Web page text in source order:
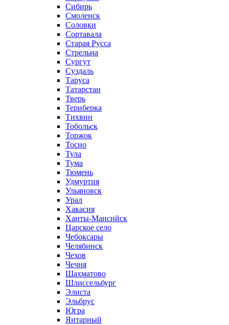
Сибирь
Смоленск
Соловки
Сортавала
Старая Русса
Стрельна
Сургут
Суздаль
Таруса
Татарстан
Тверь
Териберка
Тихвин
Тобольск
Торжок
Тосно
Тула
Тума
Тюмень
Удмуртия
Ульяновск
Урал
Хакасия
Ханты-Мансийск
Царское село
Чебоксары
Челябинск
Чехов
Чечня
Шахматово
Шлиссельбург
Элиста
Эльбрус
Югра
Янтарный